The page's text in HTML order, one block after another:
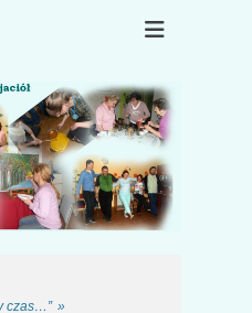
Stowarzyszenie
Osób Mniejszych
Szans "Więź"
rehabilitacja, terapia, osób po kryzysie
czas…” »